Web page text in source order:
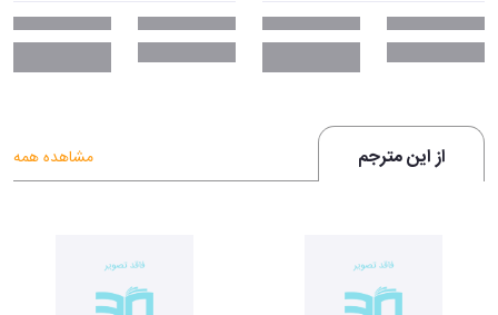
از این مترجم مشاهده همه